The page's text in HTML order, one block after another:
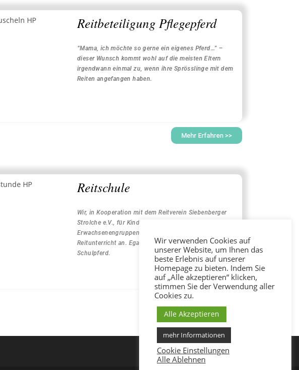
Reitbeteiligung Pflegepferd
“Mama, ich möchte so gerne ein eigenes Pferd…” –
dieser Wunsch kommt wohl auf die meisten Eltern
irgendwann einmal zu, wenn ihre Sprösslinge mit dem
Reiten angefangen haben.
Mehr Erfahren >>
Reitschule
Wir, in Kooperation mit dem Reitverein Siebenberger
Strolche e.V., für Kinder-, Jugendliche- und
Erwachsenengruppen abwechslungsreichen
Reitunterricht an. Egal, ob mit eigenem Pferd oder mit
Schulpferd.
Wir verwenden Cookies auf
unserer Website, um Ihnen das
beste Erlebnis auf unserer
Homepage zu bieten. Indem Sie
auf „Alle akzeptieren“ klicken,
stimmen Sie der Verwendung aller
Cookies zu.
Alle Akzeptieren
mehr Informationen
Cookie Einstellungen
Alle Ablehnen